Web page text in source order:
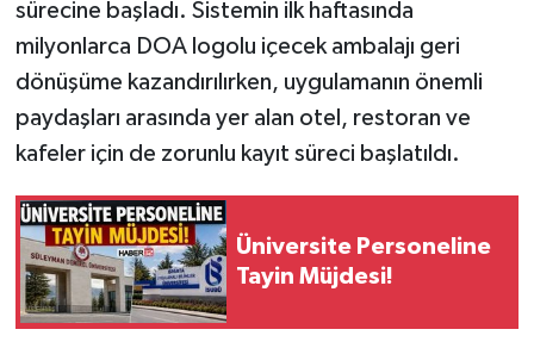
sürecine başladı. Sistemin ilk haftasında
milyonlarca DOA logolu içecek ambalajı geri
dönüşüme kazandırılırken, uygulamanın önemli
paydaşları arasında yer alan otel, restoran ve
kafeler için de zorunlu kayıt süreci başlatıldı.
Üniversite Personeline
Tayin Müjdesi!
Tarihi Yapılarımız
Teknoloji
Türkiye
Yerel
İletişim